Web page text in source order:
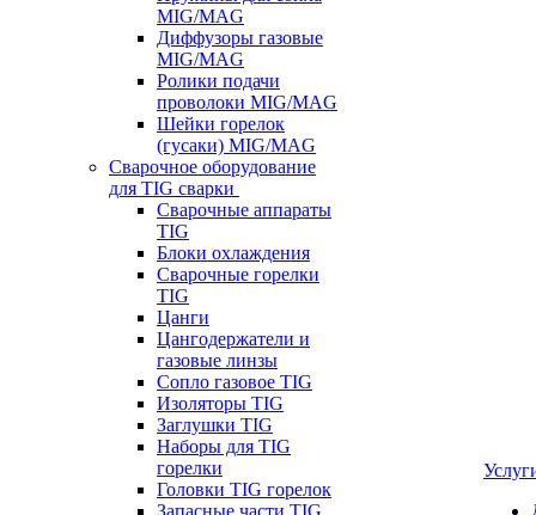
MIG/MAG
Диффузоры газовые
MIG/MAG
Ролики подачи
проволоки MIG/MAG
Шейки горелок
(гусаки) MIG/MAG
Сварочное оборудование
для TIG сварки
Сварочные аппараты
TIG
Блоки охлаждения
Сварочные горелки
TIG
Цанги
Цангодержатели и
газовые линзы
Сопло газовое TIG
Изоляторы TIG
Заглушки TIG
Наборы для TIG
горелки
Головки TIG горелок
Запасные части TIG